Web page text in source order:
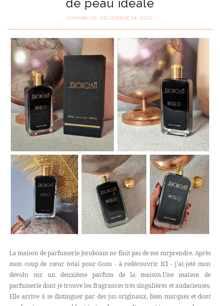
de peau idéale
DIMANCHE, DÉCEMBRE 14, 2025
La maison de parfumerie Jeroboam ne finit pas de me surprendre. Après
mon coup de cœur total pour Gozo - à redécouvrir ICI - j'ai jeté mon
dévolu sur un deuxième parfum de la maison.Une maison de
parfumerie dont je trouve les fragrances très singulières et audacieuses.
Elle arrive à se distinguer par des jus originaux, bien marqués et dont